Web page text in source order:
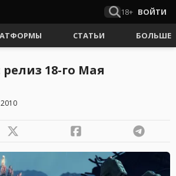
18+ ВОЙТИ
СТАТЬИ БОЛЬШЕ
18-го Мая